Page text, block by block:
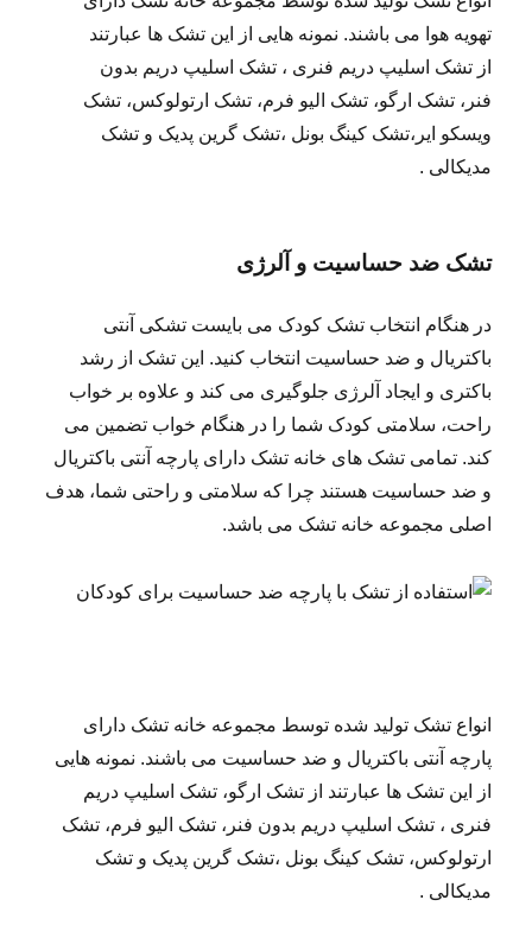
تهویه هوا می باشند. نمونه هایی از این تشک ها عبارتند
از تشک اسلیپ دریم فنری ، تشک اسلیپ دریم بدون
فنر، تشک ارگو، تشک الیو فرم، تشک ارتولوکس، تشک
ویسکو ایر،تشک کینگ بونل ،تشک گرین پدیک و تشک
مدیکالی .
تشک ضد حساسیت و آلرژی
در هنگام انتخاب تشک کودک می بایست تشکی آنتی
باکتریال و ضد حساسیت انتخاب کنید. این تشک از رشد
باکتری و ایجاد آلرژی جلوگیری می کند و علاوه بر خواب
راحت، سلامتی کودک شما را در هنگام خواب تضمین می
کند. تمامی تشک های خانه تشک دارای پارچه آنتی باکتریال
و ضد حساسیت هستند چرا که سلامتی و راحتی شما، هدف
اصلی مجموعه خانه تشک می باشد.
انواع تشک تولید شده توسط مجموعه خانه تشک دارای
پارچه آنتی باکتریال و ضد حساسیت می باشند. نمونه هایی
از این تشک ها عبارتند از تشک ارگو، تشک اسلیپ دریم
فنری ، تشک اسلیپ دریم بدون فنر، تشک الیو فرم، تشک
ارتولوکس، تشک کینگ بونل ،تشک گرین پدیک و تشک
مدیکالی .